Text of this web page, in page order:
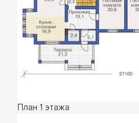
План 1 этажа